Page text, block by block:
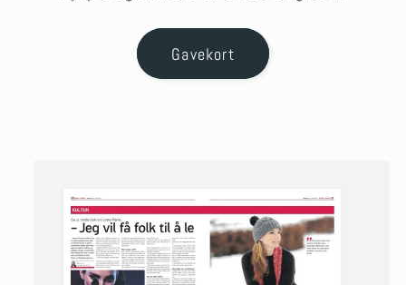
Gavekort